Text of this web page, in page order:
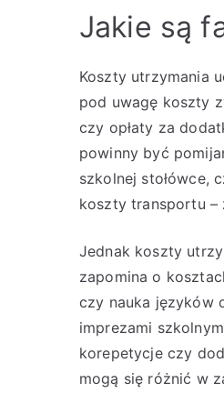
Jakie są
Koszty utrzymania
pod uwagę koszty
czy opłaty za
powinny być
szkolnej stołówce,
koszty transportu –
Jednak koszty
zapomina o
czy nauka języków
imprezami
korepetycje czy
mogą się różnić w